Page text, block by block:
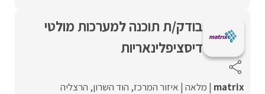
בודק/ת תוכנה למערכות מולטי
דיסציפלינאריות
matrix מלאה איזור המרכז הוד השרון הרצליה